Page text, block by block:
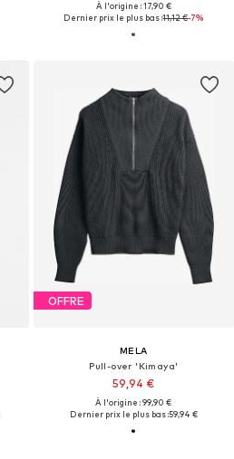
À l'origine : 17,90 €
Dernier prix le plus bas :11,12 €-7%
OFFRE
MELA
Pull-over 'Kimaya'
59,94 €
À l'origine : 99,90 €
Dernier prix le plus bas :59,94 €